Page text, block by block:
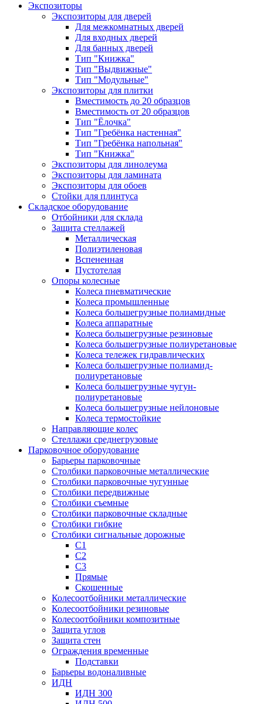
Экспозиторы
Экспозиторы для дверей
Для межкомнатных дверей
Для входных дверей
Для банных дверей
Тип "Книжка"
Тип "Выдвижные"
Тип "Модульные"
Экспозиторы для плитки
Вместимость до 20 образцов
Вместимость от 20 образцов
Тип "Ёлочка"
Тип "Гребёнка настенная"
Тип "Гребёнка напольная"
Тип "Книжка"
Экспозиторы для линолеума
Экспозиторы для ламината
Экспозиторы для обоев
Стойки для плинтуса
Складское оборудование
Отбойники для склада
Защита стеллажей
Металлическая
Полиэтиленовая
Вспененная
Пустотелая
Опоры колесные
Колеса пневматические
Колеса промышленные
Колеса большегрузные полиамидные
Колеса аппаратные
Колеса большегрузные резиновые
Колеса большегрузные полиуретановые
Колеса тележек гидравлических
Колеса большегрузные полиамид-
полиуретановые
Колеса большегрузные чугун-
полиуретановые
Колеса большегрузные нейлоновые
Колеса термостойкие
Направляющие колес
Стеллажи среднегрузовые
Парковочное оборудование
Барьеры парковочные
Столбики парковочные металлические
Столбики парковочные чугунные
Столбики передвижные
Столбики съемные
Столбики парковочные складные
Столбики гибкие
Столбики сигнальные дорожные
С1
С2
С3
Прямые
Скошенные
Колесоотбойники металлические
Колесоотбойники резиновые
Колесоотбойники композитные
Защита углов
Защита стен
Ограждения временные
Подставки
Барьеры водоналивные
ИДН
ИДН 300